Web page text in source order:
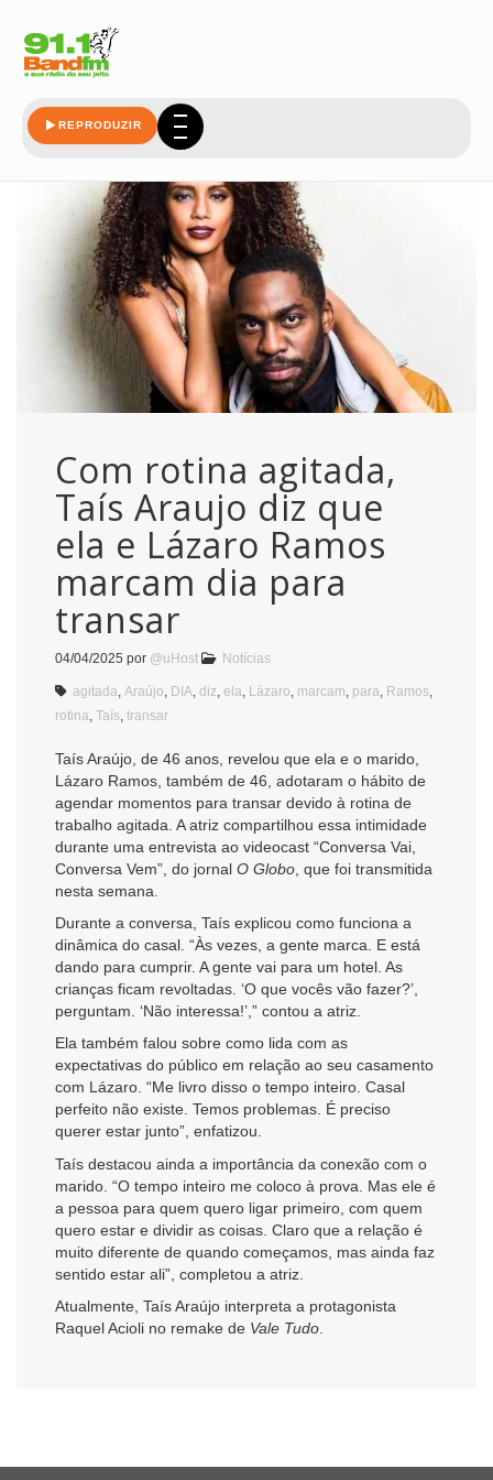
REPRODUZIR
Com rotina agitada,
Taís Araujo diz que
ela e Lázaro Ramos
marcam dia para
transar
04/04/2025 por @uHost Notícias
agitada Araújo DIA diz ela Lázaro marcam para Ramos
rotina Taís transar
Taís Araújo, de 46 anos, revelou que ela e o marido,
Lázaro Ramos, também de 46, adotaram o hábito de
agendar momentos para transar devido à rotina de
trabalho agitada. A atriz compartilhou essa intimidade
durante uma entrevista ao videocast “Conversa Vai,
Conversa Vem”, do jornal O Globo , que foi transmitida
nesta semana.
Durante a conversa, Taís explicou como funciona a
dinâmica do casal. “Às vezes, a gente marca. E está
dando para cumprir. A gente vai para um hotel. As
crianças ficam revoltadas. ‘O que vocês vão fazer?’,
perguntam. ‘Não interessa!’,” contou a atriz.
Ela também falou sobre como lida com as
expectativas do público em relação ao seu casamento
com Lázaro. “Me livro disso o tempo inteiro. Casal
perfeito não existe. Temos problemas. É preciso
querer estar junto”, enfatizou.
Taís destacou ainda a importância da conexão com o
marido. “O tempo inteiro me coloco à prova. Mas ele é
a pessoa para quem quero ligar primeiro, com quem
quero estar e dividir as coisas. Claro que a relação é
muito diferente de quando começamos, mas ainda faz
sentido estar ali”, completou a atriz.
Atualmente, Taís Araújo interpreta a protagonista
Raquel Acioli no remake de Vale Tudo